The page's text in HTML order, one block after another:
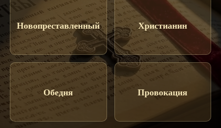
Новопреставленный Христианин
Обедня Провокация